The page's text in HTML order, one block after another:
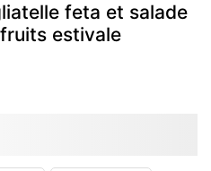
feta et salade
estivale